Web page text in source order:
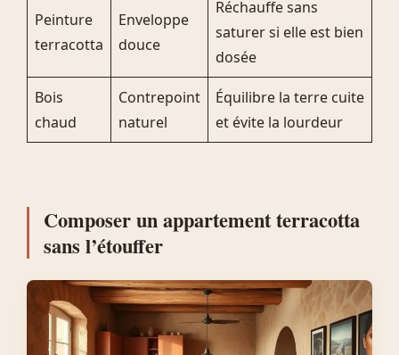
Peinture
terracotta
Enveloppe
douce
Réchauffe sans
saturer si elle est bien
dosée
Bois
chaud
Contrepoint
naturel
Équilibre la terre cuite
et évite la lourdeur
Composer un appartement terracotta
sans l’étouffer